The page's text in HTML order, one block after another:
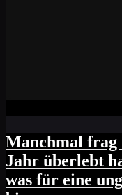
Manchmal frag
Jahr überlebt
was für eine